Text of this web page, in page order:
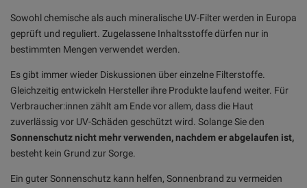
Sowohl chemische als auch mineralische UV-Filter werden in Europa
geprüft und reguliert. Zugelassene Inhaltsstoffe dürfen nur in
bestimmten Mengen verwendet werden.
Es gibt immer wieder Diskussionen über einzelne Filterstoffe.
Gleichzeitig entwickeln Hersteller ihre Produkte laufend weiter. Für
Verbraucher:innen zählt am Ende vor allem, dass die Haut
zuverlässig vor UV-Schäden geschützt wird. Solange Sie den
Sonnenschutz nicht mehr verwenden, nachdem er abgelaufen ist,
besteht kein Grund zur Sorge.
Ein guter Sonnenschutz kann helfen, Sonnenbrand zu vermeiden